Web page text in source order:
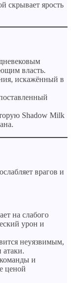
скрывает ярость
власть.
искажённый в
Shadow Milk
врагов и
на слабого
урон и
неуязвимым,
атаки.
и
ценой